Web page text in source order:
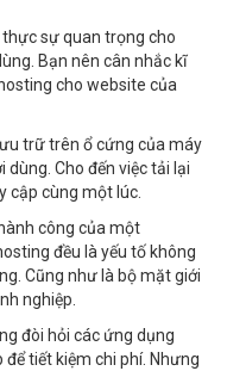
sự quan trọng cho
Bạn nên cân nhắc kĩ
cho website của
trữ trên ổ cứng của máy
Cho đến việc tải lại
cập cùng một lúc.
công của một
đều là yếu tố không
Cũng như là bộ mặt giới
nghiệp.
đòi hỏi các ứng dụng
tiết kiệm chi phí. Nhưng